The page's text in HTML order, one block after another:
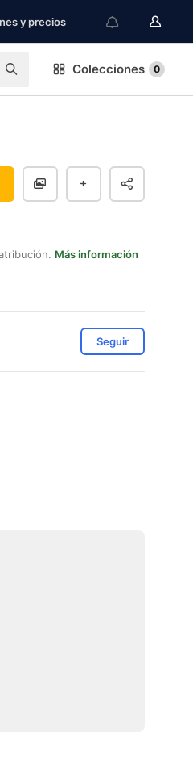
y precios
Colecciones 0
Más información
Seguir